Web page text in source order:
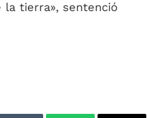
la tierra», sentenció